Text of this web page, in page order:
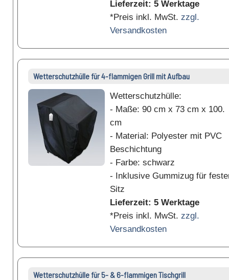
Lieferzeit: 5 Werktage
*Preis inkl. MwSt. zzgl.
Versandkosten
Wetterschutzhülle für 4-flammigen Grill mit Aufbau
Wetterschutzhülle:
- Maße: 90 cm x 73 cm x 100.
cm
- Material: Polyester mit PVC
Beschichtung
- Farbe: schwarz
- Inklusive Gummizug für
Sitz
Lieferzeit: 5 Werktage
*Preis inkl. MwSt. zzgl.
Versandkosten
Wetterschutzhülle für 5- & 6-flammigen Tischgrill